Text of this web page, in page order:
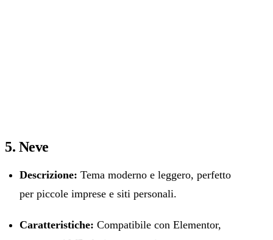
5. Neve
Descrizione: Tema moderno e leggero, perfetto
per piccole imprese e siti personali.
Caratteristiche: Compatibile con Elementor,